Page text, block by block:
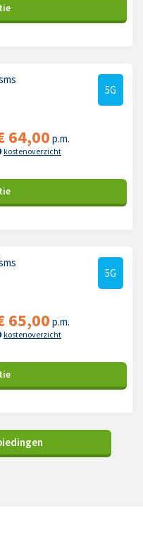
5G
64,00 p.m.
kostenoverzicht
5G
65,00 p.m.
kostenoverzicht